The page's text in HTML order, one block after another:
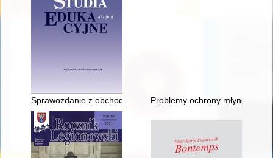
Sprawozdanie z obchodów pięćdziesięciolecia istnienia
Problemy ochrony młynów